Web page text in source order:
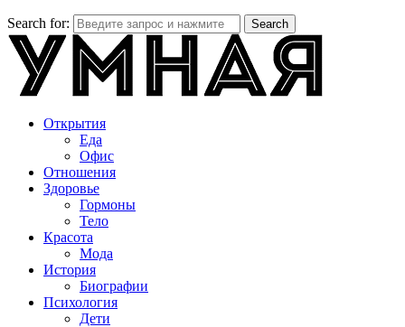
Search for: Search
Открытия
Еда
Офис
Отношения
Здоровье
Гормоны
Тело
Красота
Мода
История
Биографии
Психология
Дети